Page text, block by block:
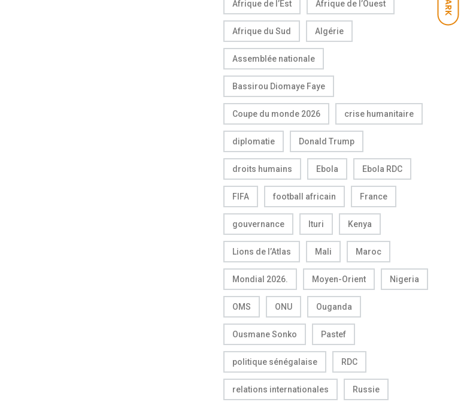
Afrique de l’Est Afrique de l’Ouest
Afrique du Sud Algérie
Assemblée nationale
Bassirou Diomaye Faye
Coupe du monde 2026 crise humanitaire
diplomatie Donald Trump
droits humains Ebola Ebola RDC
FIFA football africain France
gouvernance Ituri Kenya
Lions de l’Atlas Mali Maroc
Mondial 2026. Moyen-Orient Nigeria
OMS ONU Ouganda
Ousmane Sonko Pastef
politique sénégalaise RDC
relations internationales Russie